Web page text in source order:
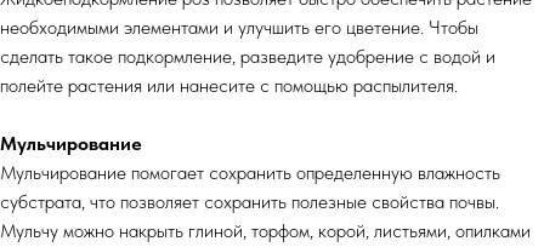
необходимыми элементами и улучшить его цветение. Чтобы
сделать такое подкормление, разведите удобрение с водой и
полейте растения или нанесите с помощью распылителя.
Мульчирование
Мульчирование помогает сохранить определенную влажность
субстрата, что позволяет сохранить полезные свойства почвы.
Мульчу можно накрыть глиной, торфом, корой, листьями, опилками